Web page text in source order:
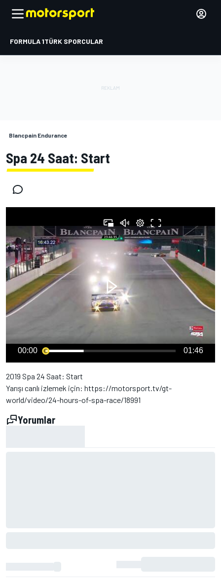
FORMULA 1TÜRK SPORCULAR
Blancpain Endurance
Spa 24 Saat: Start
00:00 01:46
2019 Spa 24 Saat: Start
Yarışı canlı izlemek için: https://motorsport.tv/gt-
world/video/24-hours-of-spa-race/18991
Yorumlar